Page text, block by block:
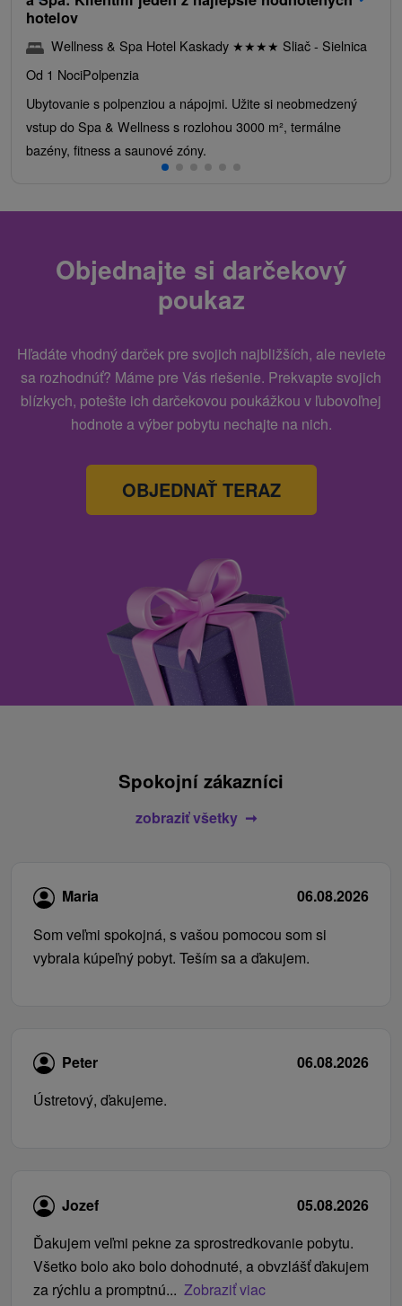
hotelov
Wellness & Spa Hotel Kaskady ★★★★ Sliač - Sielnica
Od 1 NociPolpenzia
Ubytovanie s polpenziou a nápojmi. Užite si neobmedzený
vstup do Spa & Wellness s rozlohou 3000 m², termálne
bazény, fitness a saunové zóny.
Objednajte si darčekový
poukaz
Hľadáte vhodný darček pre svojich najbližších, ale neviete
sa rozhodnúť? Máme pre Vás riešenie. Prekvapte svojich
blízkych, potešte ich darčekovou poukážkou v ľubovoľnej
hodnote a výber pobytu nechajte na nich.
OBJEDNAŤ TERAZ
Spokojní zákazníci
zobraziť všetky
Maria
06.08.2026
Som veľmi spokojná, s vašou pomocou som si
vybrala kúpeľný pobyt. Teším sa a ďakujem.
Peter
06.08.2026
Ústretový, ďakujeme.
Jozef
05.08.2026
Ďakujem veľmi pekne za sprostredkovanie pobytu.
Všetko bolo ako bolo dohodnuté, a obvzlášť ďakujem
za rýchlu a promptnú... Zobraziť viac